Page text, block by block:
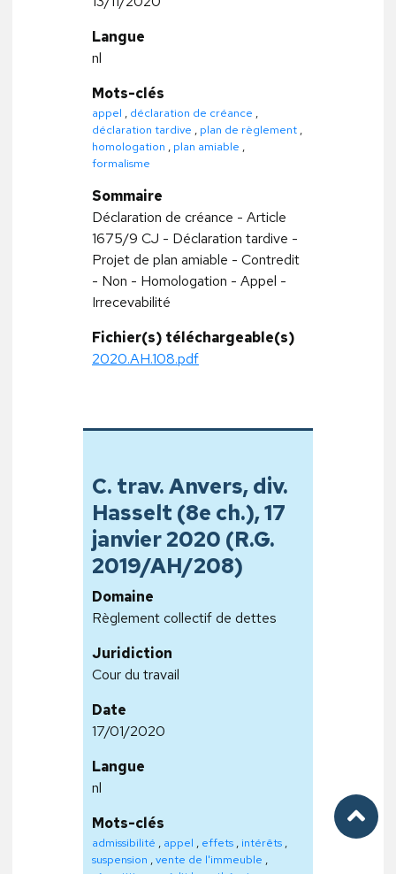
Langue
nl
Mots-clés
appel , déclaration de créance ,
déclaration tardive , plan de règlement ,
homologation , plan amiable ,
formalisme
Sommaire
Déclaration de créance - Article
1675/9 CJ - Déclaration tardive -
Projet de plan amiable - Contredit
- Non - Homologation - Appel -
Irrecevabilité
Fichier(s) téléchargeable(s)
2020.AH.108.pdf
C. trav. Anvers, div.
Hasselt (8e ch.), 17
janvier 2020 (R.G.
2019/AH/208)
Domaine
Règlement collectif de dettes
Juridiction
Cour du travail
Date
17/01/2020
Langue
nl
Mots-clés
admissibilité , appel , effets , intérêts ,
suspension ,vente de l'immeuble ,